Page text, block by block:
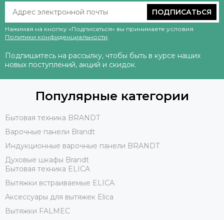
ПОДПИСАТЬСЯ
Нажимая на кнопку «Подписаться» вы принимаете условия
Политики конфиденциальности.
Подпишитесь на рассылку, чтобы быть в курсе наших
новых поступлений, акций и скидок.
Популярные категории
Бытовая техника BRANDT
Варочные панели Brandt
Индукционные варочные панели BRANDT
Духовые шкафы Brandt
Бытовая техника ELICA
Вытяжки встраиваемые ELICA
Аксессуары для вытяжек Elica
Вытяжки FALMEC